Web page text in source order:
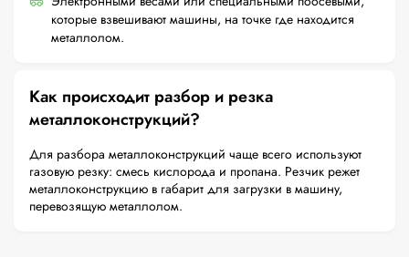
которые взвешивают машины, на точке где находится
металлолом.
Как происходит разбор и резка
металлоконструкций?
Для разбора металлоконструкций чаще всего используют
газовую резку: смесь кислорода и пропана. Резчик режет
металлоконструкцию в габарит для загрузки в машину,
перевозящую металлолом.